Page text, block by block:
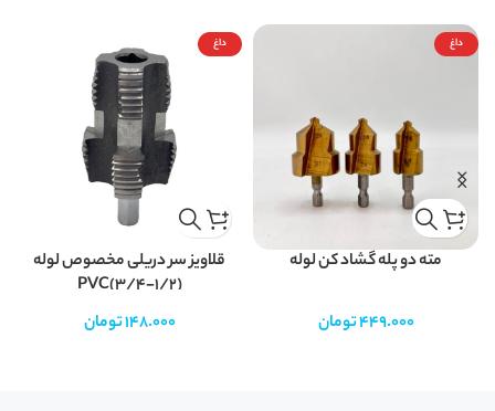
داغ
مته دو پله گشاد کن لوله
449.000تومان
داغ
قلاویز سر دریلی مخصوص لوله
PVC(3/4-1/2)
148.000تومان